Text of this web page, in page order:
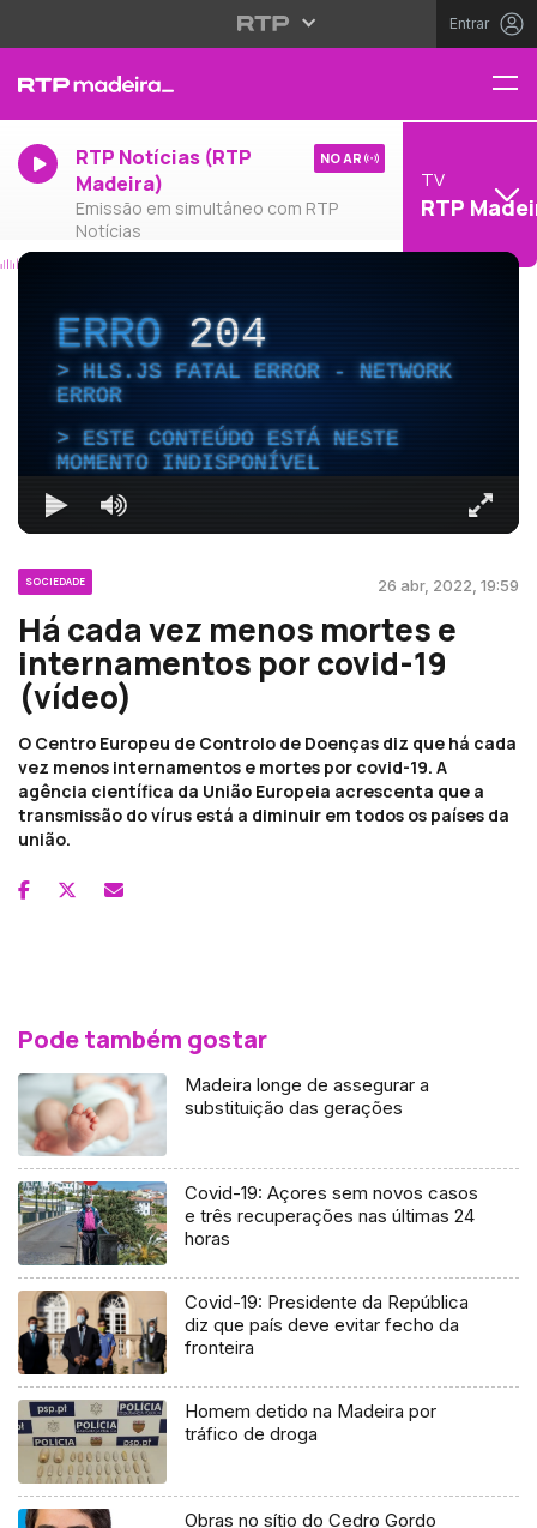
Entrar
RTP Notícias (RTP
Madeira)
Emissão em simultâneo com RTP
Notícias
NO AR
TV
RTP
ERRO204
HLS.JS FATAL ERROR - NETWORK
ERROR
ESTE CONTEÚDO ESTÁ NESTE
MOMENTO INDISPONÍVEL
SOCIEDADE 26 abr, 2022, 19:59
Há cada vez menos mortes e
internamentos por covid-19
(vídeo)
O Centro Europeu de Controlo de Doenças diz que há cada
vez menos internamentos e mortes por covid-19. A
agência científica da União Europeia acrescenta que a
transmissão do vírus está a diminuir em todos os países da
união.
Pode também gostar
Madeira longe de assegurar a
substituição das gerações
Covid-19: Açores sem novos casos
e três recuperações nas últimas 24
horas
Covid-19: Presidente da República
diz que país deve evitar fecho da
fronteira
Homem detido na Madeira por
tráfico de droga
Obras no sítio do Cedro Gordo